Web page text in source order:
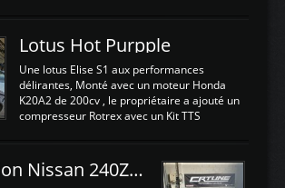
est temps de brancher le ...
du plastique inferieur,
en rien la structure ou le
du fond plat. Une
Stage 2 est faite sur le
d'origine. Une alternative
au passage sur Hondata
310cv et 400Nn , Une fois
reprogrammé et les ...
Lotus Hot Purpple
Une lotus Elise S1 aux performances
délirantes, Monté avec un moteur Honda
K20A2 de 200cv , le propriétaire a ajouté un
compresseur Rotrex avec un Kit TTS
d'augmenter la puissance de son moteur:
un watercooler a été ajouté. 300Cv sans
Préparation Nissan 240Z SR20DET